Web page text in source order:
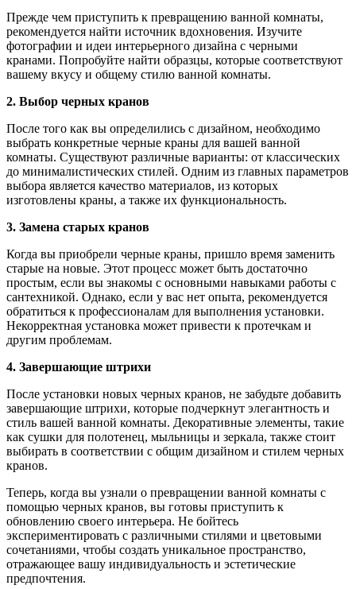
Прежде чем приступить к превращению ванной комнаты,
рекомендуется найти источник вдохновения. Изучите
фотографии и идеи интерьерного дизайна с черными
кранами. Попробуйте найти образцы, которые соответствуют
вашему вкусу и общему стилю ванной комнаты.
2. Выбор черных кранов
После того как вы определились с дизайном, необходимо
выбрать конкретные черные краны для вашей ванной
комнаты. Существуют различные варианты: от классических
до минималистических стилей. Одним из главных параметров
выбора является качество материалов, из которых
изготовлены краны, а также их функциональность.
3. Замена старых кранов
Когда вы приобрели черные краны, пришло время заменить
старые на новые. Этот процесс может быть достаточно
простым, если вы знакомы с основными навыками работы с
сантехникой. Однако, если у вас нет опыта, рекомендуется
обратиться к профессионалам для выполнения установки.
Некорректная установка может привести к протечкам и
другим проблемам.
4. Завершающие штрихи
После установки новых черных кранов, не забудьте добавить
завершающие штрихи, которые подчеркнут элегантность и
стиль вашей ванной комнаты. Декоративные элементы, такие
как сушки для полотенец, мыльницы и зеркала, также стоит
выбирать в соответствии с общим дизайном и стилем черных
кранов.
Теперь, когда вы узнали о превращении ванной комнаты с
помощью черных кранов, вы готовы приступить к
обновлению своего интерьера. Не бойтесь
экспериментировать с различными стилями и цветовыми
сочетаниями, чтобы создать уникальное пространство,
отражающее вашу индивидуальность и эстетические
предпочтения.